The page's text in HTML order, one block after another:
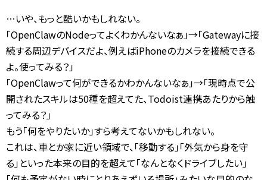
…いや、もっと酷いかもしれない。
「OpenClawのNodeってよくわかんないなぁ」→「Gatewayに接
続する周辺デバイスだよ、例えばiPhoneのカメラを接続できる
よ。使ってみる？」
「OpenClawって何ができるかわかんないなぁ」→「現時点で公
開されたスキルは50種を超えてた、Todoist連携あたりから触
ってみる？」
もう「何をやりたいか」すら考えてないかもしれない。
これは、車とか家に近い領域で、「移動する」「外気から身を守
る」といった本来の目的を超えて「なんとなくドライブしたい」